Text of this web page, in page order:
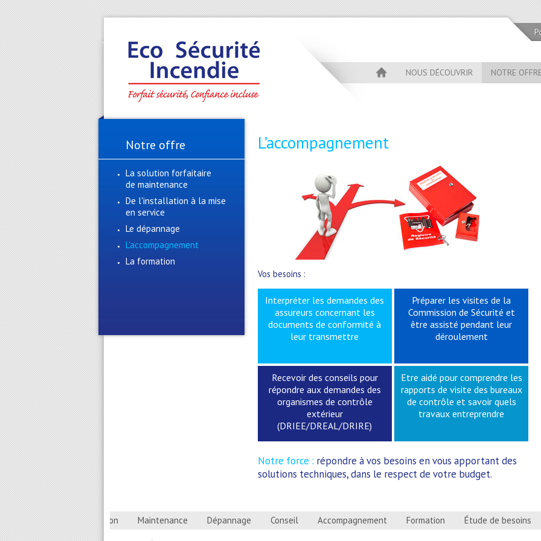
NOUS DÉCOUVRIR NOTRE OFFRE
Notre offre
La solution forfaitaire
de maintenance
De l'installation à la mise
en service
Le dépannage
L'accompagnement
La formation
L’accompagnement
Vos besoins :
Interpréter les demandes des
assureurs concernant les
documents de conformité à
leur transmettre
Préparer les visites de la
Commission de Sécurité et
être assisté pendant leur
déroulement
Recevoir des conseils pour
répondre aux demandes des
organismes de contrôle
extérieur
(DRIEE/DREAL/DRIRE)
Etre aidé pour comprendre les
rapports de visite des bureaux
de contrôle et savoir quels
travaux entreprendre
Notre force : répondre à vos besoins en vous apportant des
solutions techniques, dans le respect de votre budget.
Installation Maintenance Dépannage Conseil Accompagnement Formation Étude de besoins